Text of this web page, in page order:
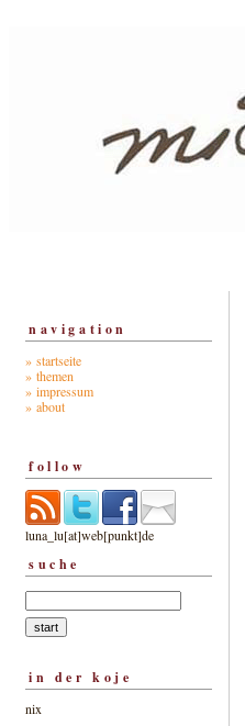
navigation
» startseite
» themen
» impressum
» about
follow
luna_lu[at]web[punkt]de
suche
in der koje
nix